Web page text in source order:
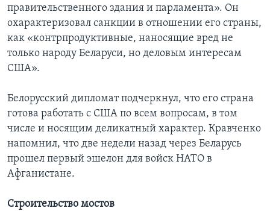
правительственного здания и парламента». Он
охарактеризовал санкции в отношении его страны,
как «контрпродуктивные, наносящие вред не
только народу Беларуси, но деловым интересам
США».
Белорусский дипломат подчеркнул, что его страна
готова работать с США по всем вопросам, в том
числе и носящим деликатный характер. Кравченко
напомнил, что две недели назад через Беларусь
прошел первый эшелон для войск НАТО в
Афганистане.
Строительство мостов